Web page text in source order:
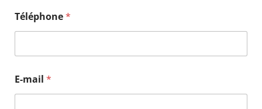
V
i
l
e
Téléphone*
E-mail *